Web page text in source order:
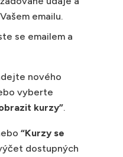
emailu.
se emailem a
nového
vyberte
kurzy”.
“Kurzy se
dostupných